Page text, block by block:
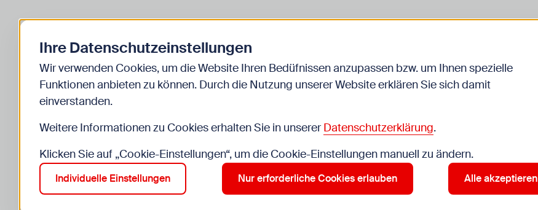
Start Kinder Veranstaltungen
Veranstaltungen
Suche im Bereich “Kinder”
Suchen
Ihre Datenschutzeinstellungen
Wir verwenden Cookies, um die Website Ihren Bedüfnissen anzupassen bzw. um Ihnen spezielle
Funktionen anbieten zu können. Durch die Nutzung unserer Website erklären Sie sich damit
einverstanden.
Weitere Informationen zu Cookies erhalten Sie in unsererDatenschutzerklärung.
Klicken Sie auf „Cookie-Einstellungen“, um die Cookie-Einstellungen manuell zu ändern.
Individuelle Einstellungen Nur erforderliche Cookies erlauben Alle akzeptieren